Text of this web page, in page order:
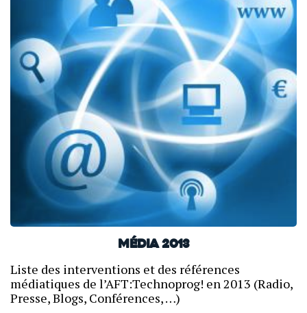
Média 2013
Liste des interventions et des références
médiatiques de l’AFT:Technoprog! en 2013 (Radio,
Presse, Blogs, Conférences, …)